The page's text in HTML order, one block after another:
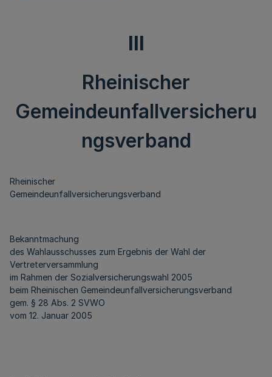
III
Rheinischer
Gemeindeunfallversicheru
ngsverband
Rheinischer
Gemeindeunfallversicherungsverband
Bekanntmachung
des Wahlausschusses zum Ergebnis der Wahl der
Vertreterversammlung
im Rahmen der Sozialversicherungswahl 2005
beim Rheinischen Gemeindeunfallversicherungsverband
gem. § 28 Abs. 2 SVWO
vom 12. Januar 2005